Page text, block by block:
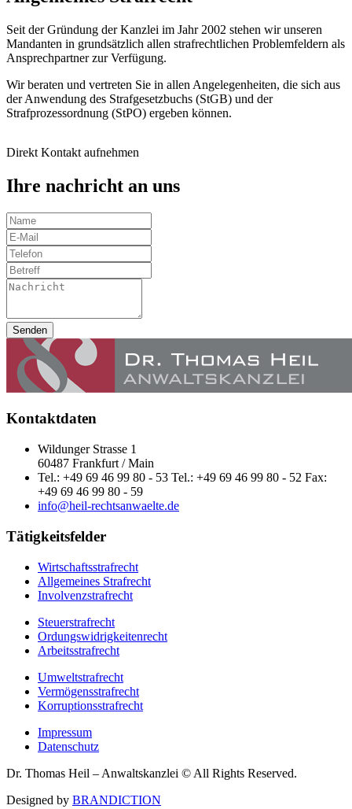
Seit der Gründung der Kanzlei im Jahr 2002 stehen wir unseren
Mandanten in grundsätzlich allen strafrechtlichen Problemfeldern als
Ansprechpartner zur Verfügung.
Wir beraten und vertreten Sie in allen Angelegenheiten, die sich aus
der Anwendung des Strafgesetzbuchs (StGB) und der
Strafprozessordnung (StPO) ergeben können.
Direkt Kontakt aufnehmen
Ihre nachricht an uns
Senden
Kontaktdaten
Wildunger Strasse 1
60487 Frankfurt / Main
Tel.: +49 69 46 99 80 - 53 Tel.: +49 69 46 99 80 - 52 Fax:
+49 69 46 99 80 - 59
info@heil-rechtsanwaelte.de
Tätigkeitsfelder
Wirtschaftsstrafrecht
Allgemeines Strafrecht
Involvenzstrafrecht
Steuerstrafrecht
Ordungswidrigkeitenrecht
Arbeitsstrafrecht
Umweltstrafrecht
Vermögensstrafrecht
Korruptionsstrafrecht
Impressum
Datenschutz
Dr. Thomas Heil – Anwaltskanzlei © All Rights Reserved.
Designed by BRANDICTION